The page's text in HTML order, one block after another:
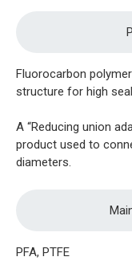
Fluorocarbon
structure for high
A “Reducing union
product used to
diameters.
PFA, PTFE